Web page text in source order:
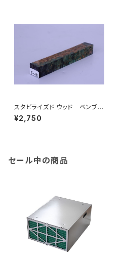
スタビライズド ウッド ペンブラ
ンク（ペン制作用木材）C-28～
C-36
¥2,750
セール中の商品